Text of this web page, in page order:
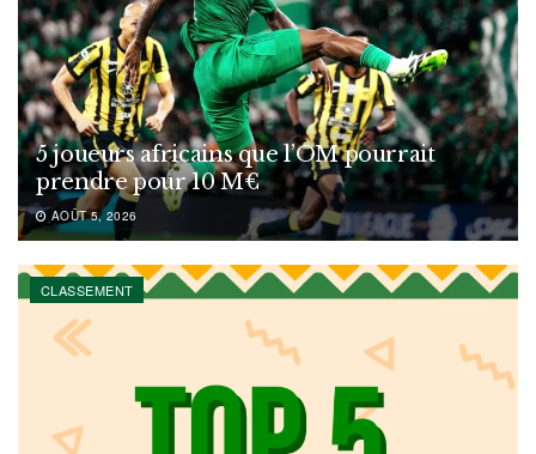
5 joueurs africains que l’OM pourrait
prendre pour 10 M€
AOÛT 5, 2026
CLASSEMENT